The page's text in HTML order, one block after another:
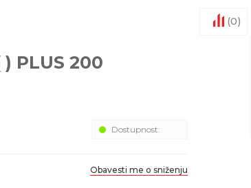
) PLUS 200
Dostupnost:
Obavesti me o sniženju
(0)